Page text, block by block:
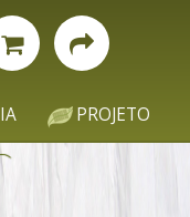
PROJETO